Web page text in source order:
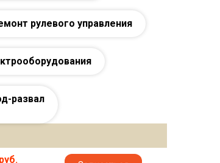
рулевого управления
развал